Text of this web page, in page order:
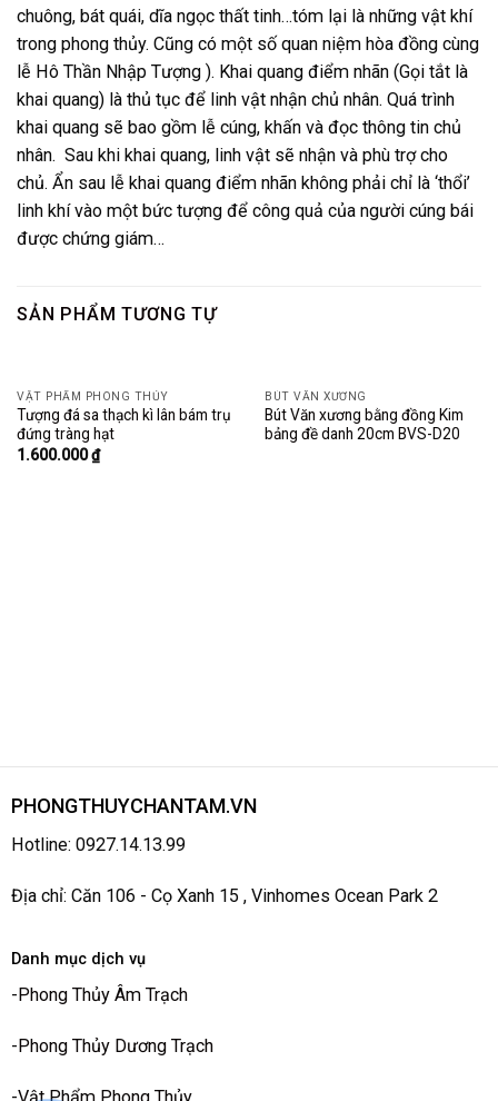
chuông, bát quái, dĩa ngọc thất tinh…tóm lại là những vật khí
trong phong thủy. Cũng có một số quan niệm hòa đồng cùng
lễ Hô Thần Nhập Tượng ). Khai quang điểm nhãn (Gọi tắt là
khai quang) là thủ tục để linh vật nhận chủ nhân. Quá trình
khai quang sẽ bao gồm lễ cúng, khấn và đọc thông tin chủ
nhân. Sau khi khai quang, linh vật sẽ nhận và phù trợ cho
chủ. Ẩn sau lễ khai quang điểm nhãn không phải chỉ là ‘thổi’
linh khí vào một bức tượng để công quả của người cúng bái
được chứng giám…
SẢN PHẨM TƯƠNG TỰ
VẬT PHẨM PHONG THỦY
Tượng đá sa thạch kì lân bám trụ
đứng tràng hạt
1.600.000₫
BÚT VĂN XƯƠNG
Bút Văn xương bằng đồng Kim
bảng đề danh 20cm BVS-D20
PHONGTHUYCHANTAM.VN
Hotline: 0927.14.13.99
Địa chỉ: Căn 106 - Cọ Xanh 15 , Vinhomes Ocean Park 2
Danh mục dịch vụ
-Phong Thủy Âm Trạch
-Phong Thủy Dương Trạch